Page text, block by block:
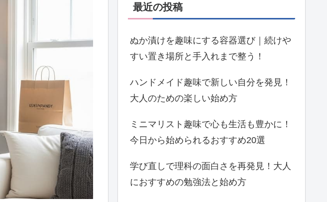
最近の投稿
ぬか漬けを趣味にする容器選び｜続けや
すい置き場所と手入れまで整う！
ハンドメイド趣味で新しい自分を発見！
大人のための楽しい始め方
ミニマリスト趣味で心も生活も豊かに！
今日から始められるおすすめ20選
学び直しで理科の面白さを再発見！大人
におすすめの勉強法と始め方